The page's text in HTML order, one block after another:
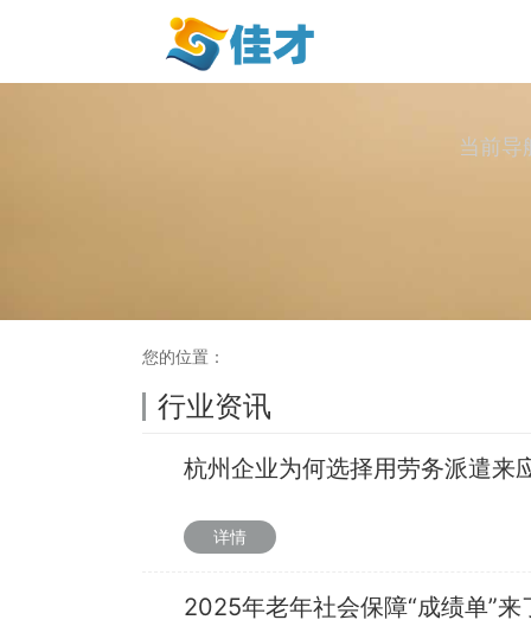
当前导
您的位置：
行业资讯
杭州企业为何选择用劳务派遣来
详情
2025年老年社会保障“成绩单”来